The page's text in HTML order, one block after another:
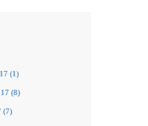
(1)
(8)
(7)